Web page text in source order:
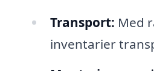
Transport: Med
inventarier